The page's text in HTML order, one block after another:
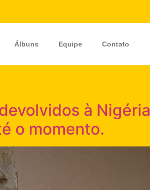
Álbuns Equipe Contato
à Nigéria
o momento.